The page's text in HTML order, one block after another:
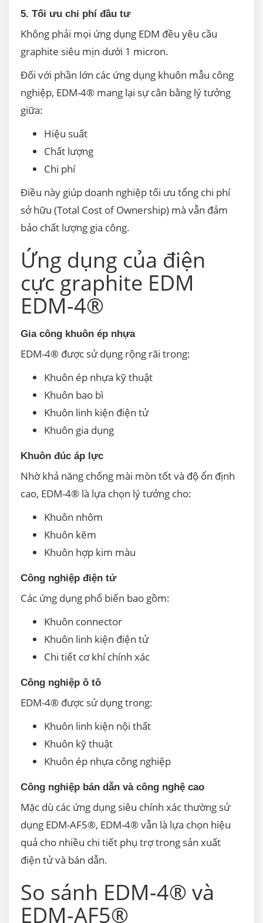
5. Tối ưu chi phí đầu tư
Không phải mọi ứng dụng EDM đều yêu cầu
graphite siêu mịn dưới 1 micron.
Đối với phần lớn các ứng dụng khuôn mẫu công
nghiệp, EDM-4® mang lại sự cân bằng lý tưởng
giữa:
Hiệu suất
Chất lượng
Chi phí
Điều này giúp doanh nghiệp tối ưu tổng chi phí
sở hữu (Total Cost of Ownership) mà vẫn đảm
bảo chất lượng gia công.
Ứng dụng của điện
cực graphite EDM
EDM-4®
Gia công khuôn ép nhựa
EDM-4® được sử dụng rộng rãi trong:
Khuôn ép nhựa kỹ thuật
Khuôn bao bì
Khuôn linh kiện điện tử
Khuôn gia dụng
Khuôn đúc áp lực
Nhờ khả năng chống mài mòn tốt và độ ổn định
cao, EDM-4® là lựa chọn lý tưởng cho:
Khuôn nhôm
Khuôn kẽm
Khuôn hợp kim màu
Công nghiệp điện tử
Các ứng dụng phổ biến bao gồm:
Khuôn connector
Khuôn linh kiện điện tử
Chi tiết cơ khí chính xác
Công nghiệp ô tô
EDM-4® được sử dụng trong:
Khuôn linh kiện nội thất
Khuôn kỹ thuật
Khuôn ép nhựa công nghiệp
Công nghiệp bán dẫn và công nghệ cao
Mặc dù các ứng dụng siêu chính xác thường sử
dụng EDM-AF5®, EDM-4® vẫn là lựa chọn hiệu
quả cho nhiều chi tiết phụ trợ trong sản xuất
điện tử và bán dẫn.
So sánh EDM-4® và
EDM-AF5®